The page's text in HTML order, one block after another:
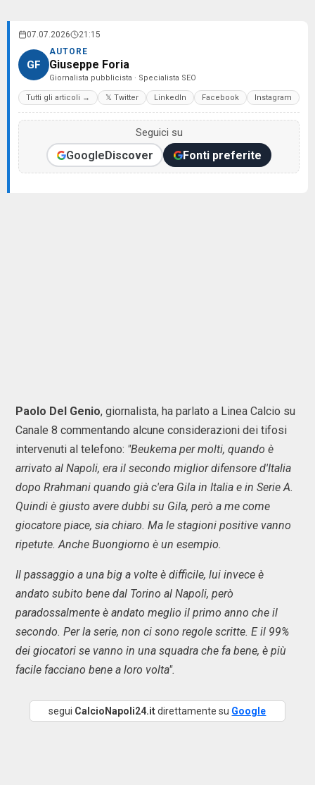
07.07.2026 21:15
GF
AUTORE
Giuseppe Foria
Giornalista pubblicista · Specialista SEO
Tutti gli articoli → 𝕏 Twitter LinkedIn Facebook Instagram
Seguici su
GoogleDiscover Fonti preferite
Paolo Del Genio, giornalista, ha parlato a Linea Calcio su
Canale 8 commentando alcune considerazioni dei tifosi
intervenuti al telefono: "Beukema per molti, quando è
arrivato al Napoli, era il secondo miglior difensore d'Italia
dopo Rrahmani quando già c'era Gila in Italia e in Serie A.
Quindi è giusto avere dubbi su Gila, però a me come
giocatore piace, sia chiaro. Ma le stagioni positive vanno
ripetute. Anche Buongiorno è un esempio.
Il passaggio a una big a volte è difficile, lui invece è
andato subito bene dal Torino al Napoli, però
paradossalmente è andato meglio il primo anno che il
secondo. Per la serie, non ci sono regole scritte. E il 99%
dei giocatori se vanno in una squadra che fa bene, è più
facile facciano bene a loro volta".
segui CalcioNapoli24.itdirettamente su Google